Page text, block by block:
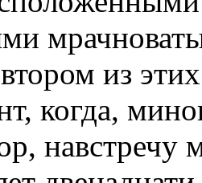
из
когда,
навстречу